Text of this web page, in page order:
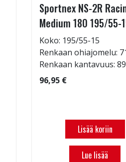
Sportnex NS-2R
Medium 180 195/55-
Koko: 195/55-15
Renkaan ohiajomelu:
Renkaan kantavuus: 89
96,95 €
Lisää koriin
Lue lisää